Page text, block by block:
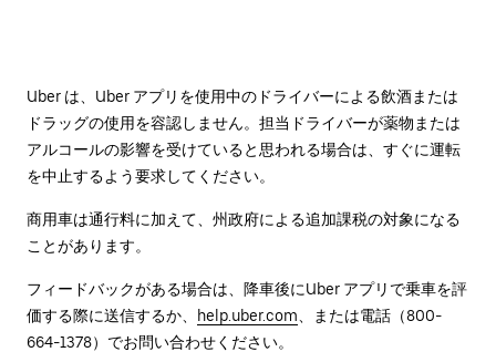
Uber は、Uber アプリを使用中のドライバーによる飲酒または
ドラッグの使用を容認しません。担当ドライバーが薬物または
アルコールの影響を受けていると思われる場合は、すぐに運転
を中止するよう要求してください。
商用車は通行料に加えて、州政府による追加課税の対象になる
ことがあります。
フィードバックがある場合は、降車後に⁠Uber アプリで乗車を評
価する際に送信するか、
help.uber.com 、または電話（800-
664-1378）でお問い合わせください。